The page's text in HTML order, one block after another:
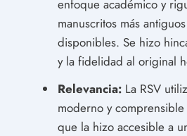
enfoque académico y
manuscritos más
disponibles. Se hizo
y la fidelidad al original
Relevancia: La RSV
moderno y
que la hizo accesible a